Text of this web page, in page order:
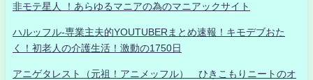
非モテ星人 ！あらゆるマニアの為のマニアックサイト
ハルッフル-専業主夫的YOUTUBERまとめ速報！キモデブおた
く！初老人の介護生活！激動の1750日
アニゲタレスト（元祖！アニメッフル） ひきこもりニートのオ